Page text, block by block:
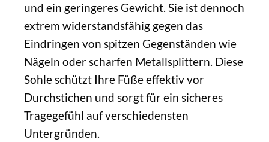
und ein geringeres Gewicht. Sie ist dennoch
extrem widerstandsfähig gegen das
Eindringen von spitzen Gegenständen wie
Nägeln oder scharfen Metallsplittern. Diese
Sohle schützt Ihre Füße effektiv vor
Durchstichen und sorgt für ein sicheres
Tragegefühl auf verschiedensten
Untergründen.